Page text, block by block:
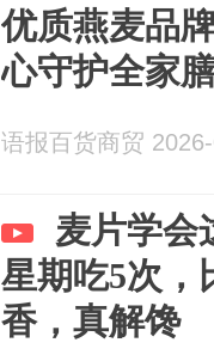
优质燕麦品
心守护全家
语报百货商贸
麦片学会
星期吃5次，
香，真解馋